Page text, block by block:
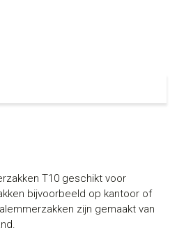
T10 geschikt voor
bijvoorbeeld op kantoor of
zijn gemaakt van